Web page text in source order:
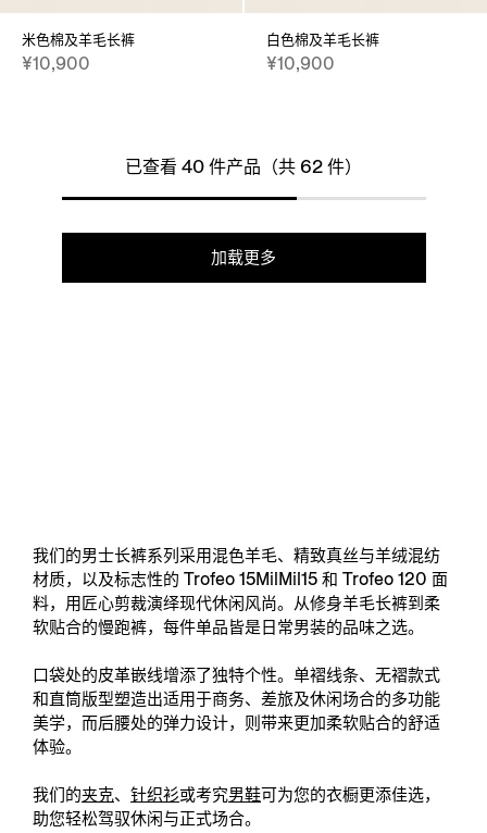
米色棉及羊毛长裤
¥10,900
白色棉及羊毛长裤
¥10,900
已查看 40 件产品（共 62 件）
加载更多
我们的男士长裤系列采用混色羊毛、精致真丝与羊绒混纺
材质，以及标志性的 Trofeo 15MilMil15 和 Trofeo 120 面
料，用匠心剪裁演绎现代休闲风尚。从修身羊毛长裤到柔
软贴合的慢跑裤，每件单品皆是日常男装的品味之选。
口袋处的皮革嵌线增添了独特个性。单褶线条、无褶款式
和直筒版型塑造出适用于商务、差旅及休闲场合的多功能
美学，而后腰处的弹力设计，则带来更加柔软贴合的舒适
体验。
我们的夹克、 针织衫或考究男鞋可为您的衣橱更添佳选，
助您轻松驾驭休闲与正式场合。